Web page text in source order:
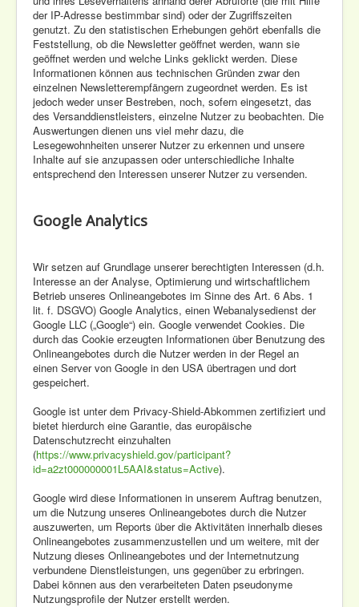
der IP-Adresse bestimmbar sind) oder der Zugriffszeiten
genutzt. Zu den statistischen Erhebungen gehört ebenfalls die
Feststellung, ob die Newsletter geöffnet werden, wann sie
geöffnet werden und welche Links geklickt werden. Diese
Informationen können aus technischen Gründen zwar den
einzelnen Newsletterempfängern zugeordnet werden. Es ist
jedoch weder unser Bestreben, noch, sofern eingesetzt, das
des Versanddienstleisters, einzelne Nutzer zu beobachten. Die
Auswertungen dienen uns viel mehr dazu, die
Lesegewohnheiten unserer Nutzer zu erkennen und unsere
Inhalte auf sie anzupassen oder unterschiedliche Inhalte
entsprechend den Interessen unserer Nutzer zu versenden.
Google Analytics
Wir setzen auf Grundlage unserer berechtigten Interessen (d.h.
Interesse an der Analyse, Optimierung und wirtschaftlichem
Betrieb unseres Onlineangebotes im Sinne des Art. 6 Abs. 1
lit. f. DSGVO) Google Analytics, einen Webanalysedienst der
Google LLC („Google“) ein. Google verwendet Cookies. Die
durch das Cookie erzeugten Informationen über Benutzung des
Onlineangebotes durch die Nutzer werden in der Regel an
einen Server von Google in den USA übertragen und dort
gespeichert.
Google ist unter dem Privacy-Shield-Abkommen zertifiziert und
bietet hierdurch eine Garantie, das europäische
Datenschutzrecht einzuhalten
(https://www.privacyshield.gov/participant?
id=a2zt000000001L5AAI&status=Active).
Google wird diese Informationen in unserem Auftrag benutzen,
um die Nutzung unseres Onlineangebotes durch die Nutzer
auszuwerten, um Reports über die Aktivitäten innerhalb dieses
Onlineangebotes zusammenzustellen und um weitere, mit der
Nutzung dieses Onlineangebotes und der Internetnutzung
verbundene Dienstleistungen, uns gegenüber zu erbringen.
Dabei können aus den verarbeiteten Daten pseudonyme
Nutzungsprofile der Nutzer erstellt werden.